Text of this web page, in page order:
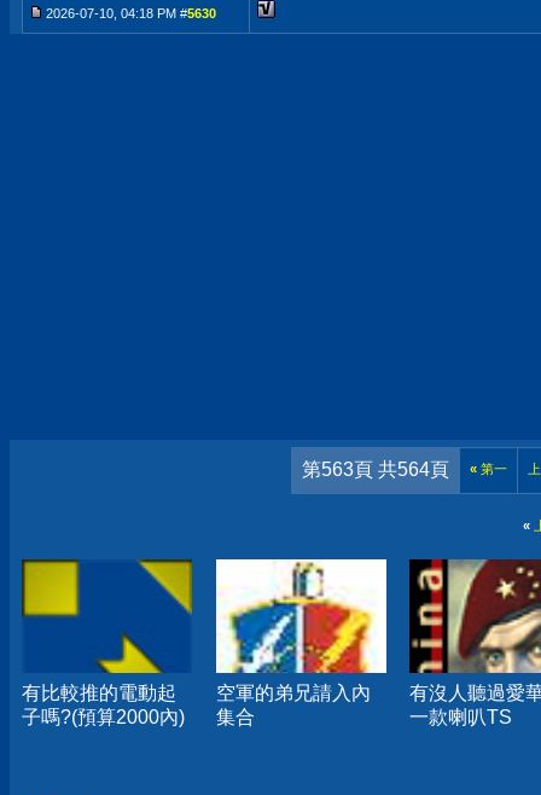
2026-07-10, 04:18 PM #5630
第563頁 共564頁 «第一
«
有比較推的電動起
子嗎?(預算2000內)
空軍的弟兄請入內
集合
有沒人聽過愛
一款喇叭TS